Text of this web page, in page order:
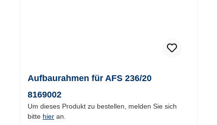
Aufbaurahmen für AFS 236/20
8169002
Um dieses Produkt zu bestellen, melden Sie sich
bitte hier an.